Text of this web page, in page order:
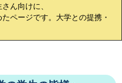
ん向けに、
ページです。大学との提携・